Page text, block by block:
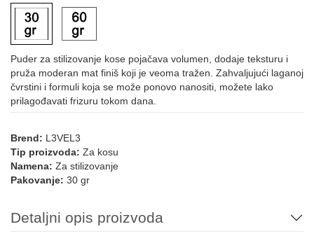
Puder za stilizovanje kose pojačava volumen, dodaje teksturu i
pruža moderan mat finiš koji je veoma tražen. Zahvaljujući laganoj
čvrstini i formuli koja se može ponovo nanositi, možete lako
prilagođavati frizuru tokom dana.
Brend: L3VEL3
Tip proizvoda: Za kosu
Namena: Za stilizovanje
Pakovanje: 30 gr
Detaljni opis proizvoda